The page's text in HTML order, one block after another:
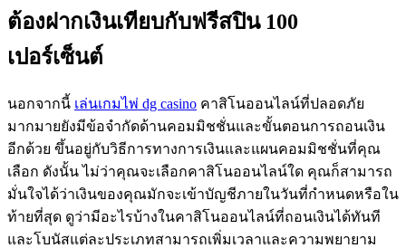
ต้องฝากเงินเทียบกับฟรีสปิน 100
เปอร์เซ็นต์
นอกจากนี้ เล่นเกมไพ่ dg casino คาสิโนออนไลน์ที่ปลอดภัย
มากมายยังมีข้อจำกัดด้านคอมมิชชั่นและขั้นตอนการถอนเงิน
อีกด้วย ขึ้นอยู่กับวิธีการทางการเงินและแผนคอมมิชชั่นที่คุณ
เลือก ดังนั้น ไม่ว่าคุณจะเลือกคาสิโนออนไลน์ใด คุณก็สามารถ
มั่นใจได้ว่าเงินของคุณมักจะเข้าบัญชีภายในวันที่กำหนดหรือใน
ท้ายที่สุด ดูว่ามีอะไรบ้างในคาสิโนออนไลน์ที่ถอนเงินได้ทันที
และโบนัสแต่ละประเภทสามารถเพิ่มเวลาและความพยายาม